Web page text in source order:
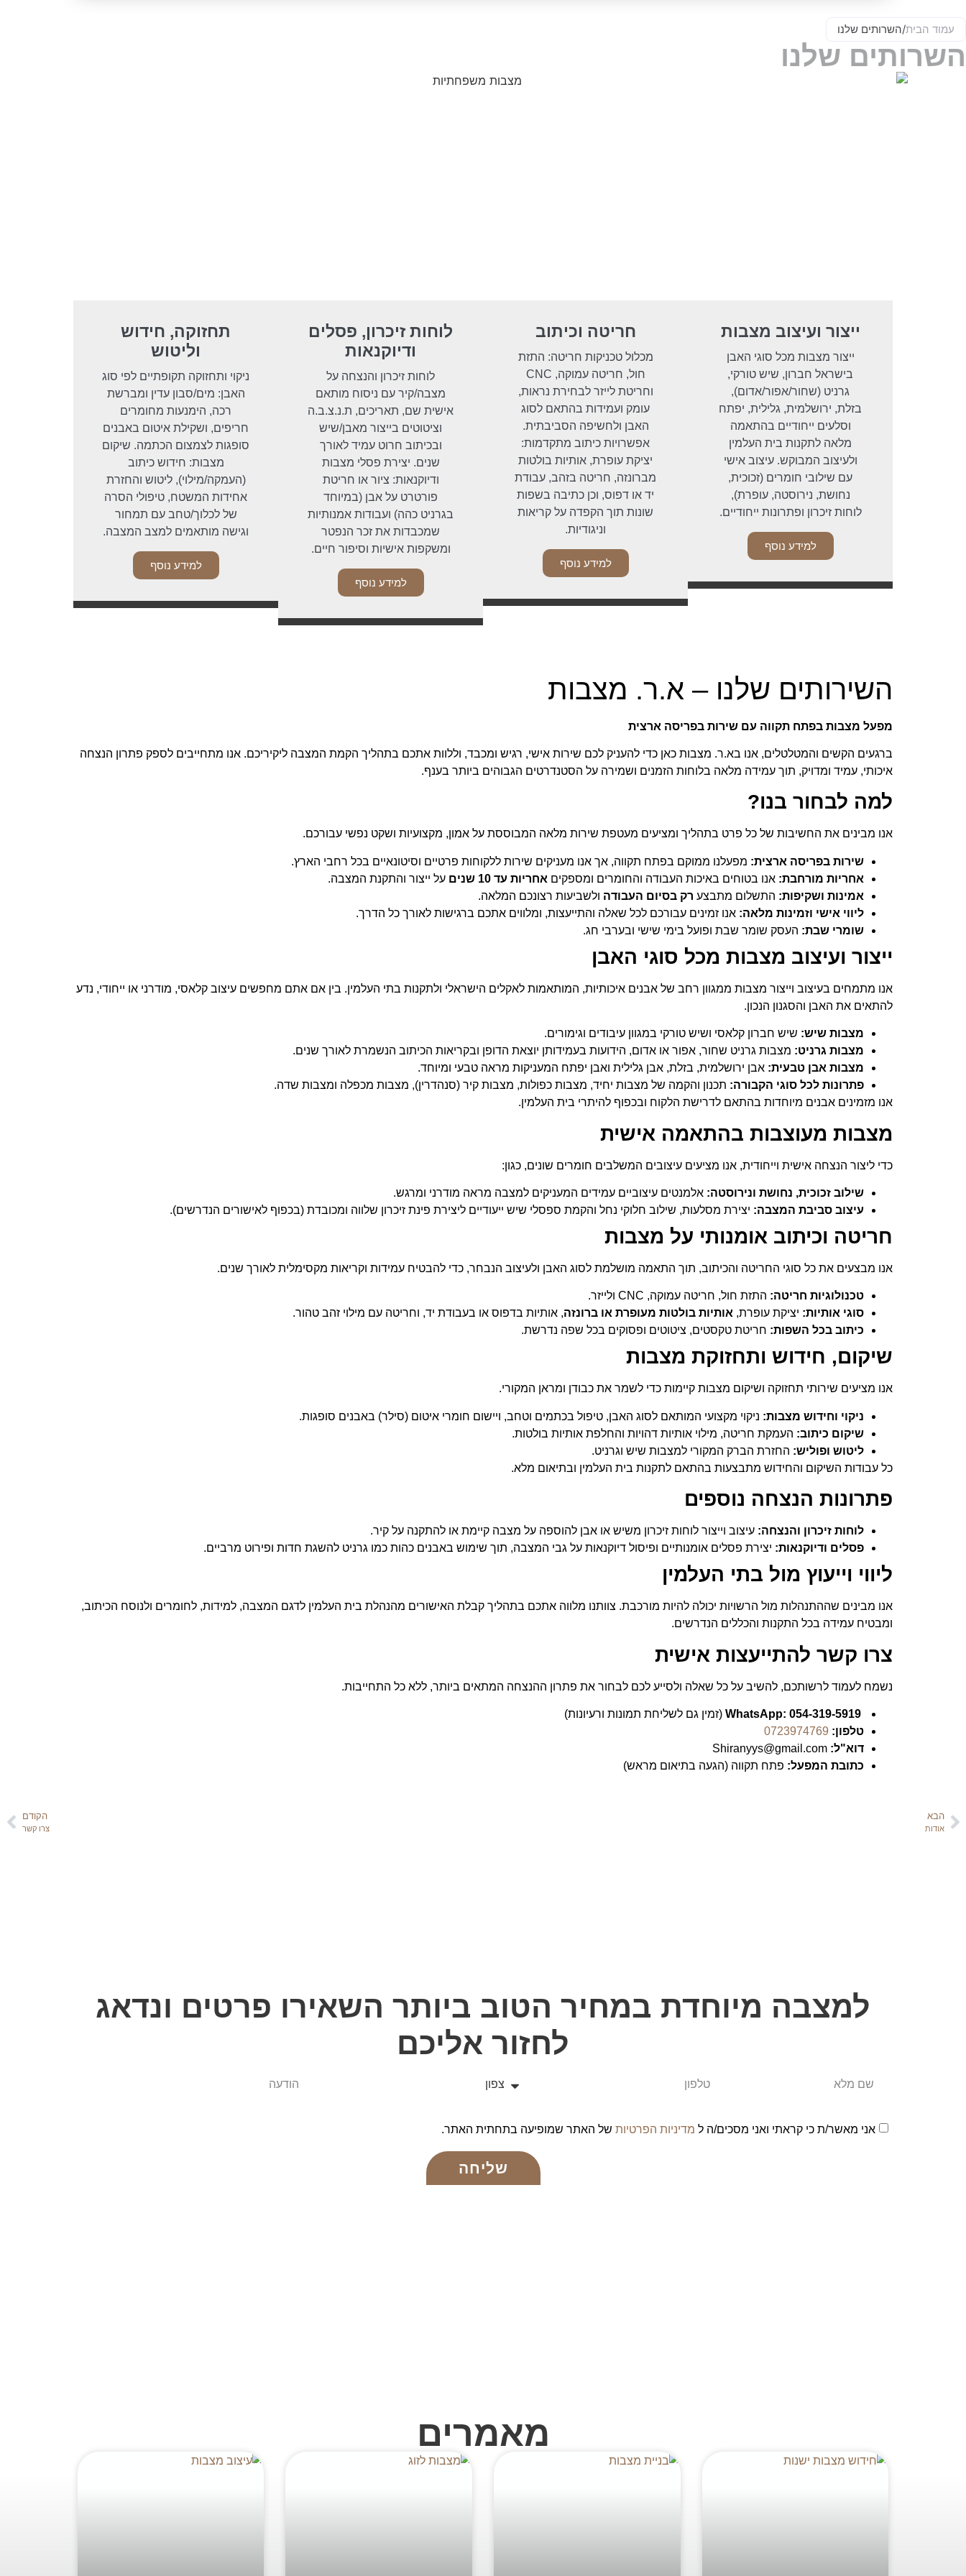
עמוד הבית/השרותים שלנו
השרותים שלנו
ייצור ועיצוב מצבות
ייצור מצבות מכל סוגי האבן
בישראל חברון, שיש טורקי,
גרניט (שחור/אפור/אדום),
בזלת, ירושלמית, גלילית, יפתח
וסלעים ייחודיים בהתאמה
מלאה לתקנות בית העלמין
ולעיצוב המבוקש. עיצוב אישי
עם שילובי חומרים (זכוכית,
נחושת, נירוסטה, עופרת),
לוחות זיכרון ופתרונות ייחודיים.
למידע נוסף
חריטה וכיתוב
מכלול טכניקות חריטה: התזת
חול, חריטה עמוקה, CNC
וחריטת לייזר לבחירת נראות,
עומק ועמידות בהתאם לסוג
האבן ולחשיפה הסביבתית.
אפשרויות כיתוב מתקדמות:
יציקת עופרת, אותיות בולטות
מברונזה, חריטה בזהב, עבודת
יד או דפוס, וכן כתיבה בשפות
שונות תוך הקפדה על קריאות
וניגודיות.
למידע נוסף
לוחות זיכרון, פסלים
ודיוקנאות
לוחות זיכרון והנצחה על
מצבה/קיר עם ניסוח מותאם
אישית שם, תאריכים, ת.נ.צ.ב.ה
וציטוטים בייצור מאבן/שיש
ובכיתוב חרוט עמיד לאורך
שנים. יצירת פסלי מצבות
ודיוקנאות: ציור או חריטת
פורטרט על אבן (במיוחד
בגרניט כהה) ועבודות אמנותיות
שמכבדות את זכר הנפטר
ומשקפות אישיות וסיפור חיים.
למידע נוסף
תחזוקה, חידוש
וליטוש
ניקוי ותחזוקה תקופתיים לפי סוג
האבן: מים/סבון עדין ומברשת
רכה, הימנעות מחומרים
חריפים, ושקילת איטום באבנים
סופגות לצמצום הכתמה. שיקום
מצבות: חידוש כיתוב
(העמקה/מילוי), ליטוש והחזרת
אחידות המשטח, טיפולי הסרה
של לכלוך/טחב עם תמחור
וגישה מותאמים למצב המצבה.
למידע נוסף
השירותים שלנו – א.ר. מצבות
מפעל מצבות בפתח תקווה עם שירות בפריסה ארצית
ברגעים הקשים והמטלטלים, אנו בא.ר. מצבות כאן כדי להעניק לכם שירות אישי, רגיש ומכבד, וללוות אתכם בתהליך הקמת המצבה ליקיריכם. אנו מתחייבים לספק פתרון הנצחה
איכותי, עמיד ומדויק, תוך עמידה מלאה בלוחות הזמנים ושמירה על הסטנדרטים הגבוהים ביותר בענף.
למה לבחור בנו?
אנו מבינים את החשיבות של כל פרט בתהליך ומציעים מעטפת שירות מלאה המבוססת על אמון, מקצועיות ושקט נפשי עבורכם.
שירות בפריסה ארצית: מפעלנו ממוקם בפתח תקווה, אך אנו מעניקים שירות ללקוחות פרטיים וסיטונאיים בכל רחבי הארץ.
אחריות מורחבת: אנו בטוחים באיכות העבודה והחומרים ומספקים אחריות עד 10 שנים
על ייצור והתקנת המצבה.
אמינות ושקיפות: התשלום מתבצע רק בסיום העבודה ולשביעות רצונכם המלאה.
ליווי אישי וזמינות מלאה: אנו זמינים עבורכם לכל שאלה והתייעצות, ומלווים אתכם ברגישות לאורך כל הדרך.
שומרי שבת: העסק שומר שבת ופועל בימי שישי ובערבי חג.
ייצור ועיצוב מצבות מכל סוגי האבן
אנו מתמחים בעיצוב וייצור מצבות ממגוון רחב של אבנים איכותיות, המותאמות לאקלים הישראלי ולתקנות בתי העלמין. בין אם אתם מחפשים עיצוב קלאסי, מודרני או ייחודי, נדע
להתאים את האבן והסגנון הנכון.
מצבות שיש: שיש חברון קלאסי ושיש טורקי במגוון עיבודים וגימורים.
מצבות גרניט: מצבות גרניט שחור, אפור או אדום, הידועות בעמידותן יוצאת הדופן ובקריאות הכיתוב הנשמרת לאורך שנים.
מצבות אבן טבעית: אבן ירושלמית, בזלת, אבן גלילית ואבן יפתח המעניקות מראה טבעי ומיוחד.
פתרונות לכל סוגי הקבורה: תכנון והקמה של מצבות יחיד, מצבות כפולות, מצבות קיר (סנהדרין), מצבות מכפלה ומצבות שדה.
אנו מזמינים אבנים מיוחדות בהתאם לדרישת הלקוח ובכפוף להיתרי בית העלמין.
מצבות מעוצבות בהתאמה אישית
כדי ליצור הנצחה אישית וייחודית, אנו מציעים עיצובים המשלבים חומרים שונים, כגון:
שילוב זכוכית, נחושת ונירוסטה: אלמנטים עיצוביים עמידים המעניקים למצבה מראה מודרני ומרגש.
עיצוב סביבת המצבה: יצירת מסלעות, שילוב חלוקי נחל והקמת ספסלי שיש ייעודיים ליצירת פינת זיכרון שלווה ומכובדת (בכפוף לאישורים הנדרשים).
חריטה וכיתוב אומנותי על מצבות
אנו מבצעים את כל סוגי החריטה והכיתוב, תוך התאמה מושלמת לסוג האבן ולעיצוב הנבחר, כדי להבטיח עמידות וקריאות מקסימלית לאורך שנים.
טכנולוגיות חריטה: התזת חול, חריטה עמוקה, CNC ולייזר.
סוגי אותיות: יציקת עופרת, אותיות בולטות מעופרת או ברונזה, אותיות בדפוס או בעבודת יד, וחריטה עם מילוי זהב טהור.
כיתוב בכל השפות: חריטת טקסטים, ציטוטים ופסוקים בכל שפה נדרשת.
שיקום, חידוש ותחזוקת מצבות
אנו מציעים שירותי תחזוקה ושיקום מצבות קיימות כדי לשמר את כבודן ומראן המקורי.
ניקוי וחידוש מצבות: ניקוי מקצועי המותאם לסוג האבן, טיפול בכתמים וטחב, ויישום חומרי איטום (סילר) באבנים סופגות.
שיקום כיתוב: העמקת חריטה, מילוי אותיות דהויות והחלפת אותיות בולטות.
ליטוש ופוליש: החזרת הברק המקורי למצבות שיש וגרניט.
כל עבודות השיקום והחידוש מתבצעות בהתאם לתקנות בית העלמין ובתיאום מלא.
פתרונות הנצחה נוספים
לוחות זיכרון והנצחה: עיצוב וייצור לוחות זיכרון משיש או אבן להוספה על מצבה קיימת או להתקנה על קיר.
פסלים ודיוקנאות: יצירת פסלים אומנותיים ופיסול דיוקנאות על גבי המצבה, תוך שימוש באבנים כהות כמו גרניט להשגת חדות ופירוט מרביים.
ליווי וייעוץ מול בתי העלמין
אנו מבינים שההתנהלות מול הרשויות יכולה להיות מורכבת. צוותנו מלווה אתכם בתהליך קבלת האישורים מהנהלת בית העלמין לדגם המצבה, למידות, לחומרים ולנוסח הכיתוב,
ומבטיח עמידה בכל התקנות והכללים הנדרשים.
צרו קשר להתייעצות אישית
נשמח לעמוד לרשותכם, להשיב על כל שאלה ולסייע לכם לבחור את פתרון ההנצחה המתאים ביותר, ללא כל התחייבות.
054-319-5919
(זמין גם לשליחת תמונות ורעיונות)
טלפון: 0723974769
דוא"ל:
כתובת המפעל: פתח תקווה (הגעה בתיאום מראש)
הבא
אודות
הקודם
צרו קשר
למצבה מיוחדת במחיר הטוב ביותר השאירו פרטים ונדאג
לחזור אליכם
אני מאשר/ת כי קראתי ואני מסכים/ה ל מדיניות הפרטיותשל האתר שמופיעה בתחתית האתר.
שליחה
מאמרים